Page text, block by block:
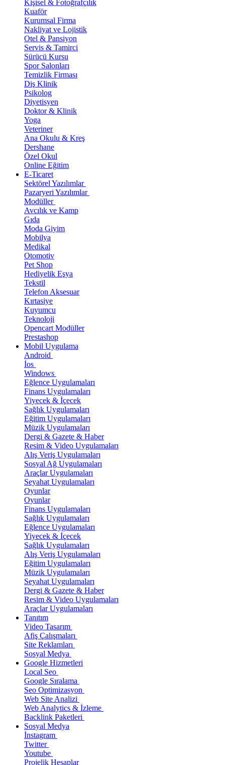
Kişisel & Fotoğrafçılık
Kuaför
Kurumsal Firma
Nakliyat ve Lojistik
Otel & Pansiyon
Servis & Tamirci
Sürücü Kursu
Spor Salonları
Temizlik Firması
Diş Klinik
Psikolog
Diyetisyen
Doktor & Klinik
Yoga
Veteriner
Ana Okulu & Kreş
Dershane
Özel Okul
Online Eğitim
E-Ticaret
Sektörel Yazılımlar
Pazaryeri Yazılımlar
Modüller
Avcılık ve Kamp
Gıda
Moda Giyim
Mobilya
Medikal
Otomotiv
Pet Shop
Hediyelik Eşya
Tekstil
Telefon Aksesuar
Kırtasiye
Kuyumcu
Teknoloji
Opencart Modüller
Prestashop
Mobil Uygulama
Android
İos
Windows
Eğlence Uygulamaları
Finans Uygulamaları
Yiyecek & İçecek
Sağlık Uygulamaları
Eğitim Uygulamaları
Müzik Uygulamaları
Dergi & Gazete & Haber
Resim & Video Uygulamaları
Alış Veriş Uygulamaları
Sosyal Ağ Uygulamaları
Araçlar Uygulamaları
Seyahat Uygulamaları
Oyunlar
Oyunlar
Finans Uygulamaları
Sağlık Uygulamaları
Eğlence Uygulamaları
Yiyecek & İçecek
Sağlık Uygulamaları
Alış Veriş Uygulamaları
Eğitim Uygulamaları
Müzik Uygulamaları
Seyahat Uygulamaları
Dergi & Gazete & Haber
Resim & Video Uygulamaları
Araçlar Uygulamaları
Tanıtım
Video Tasarım
Afiş Çalışmaları
Site Reklamları
Sosyal Medya
Google Hizmetleri
Local Seo
Google Sıralama
Seo Optimizasyon
Web Site Analizi
Web Analytics & İzleme
Backlink Paketleri
Sosyal Medya
İnstagram
Twitter
Youtube
Projelik Hesaplar